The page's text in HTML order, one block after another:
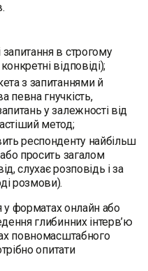
в строгому
відповіді);
з запитаннями й
певна гнучкість,
у залежності від
метод;
респонденту найбільш
просить загалом
слухає розповідь і за
розмови).
у форматах онлайн або
глибинних інтерв’ю
повномасштабного
опитати